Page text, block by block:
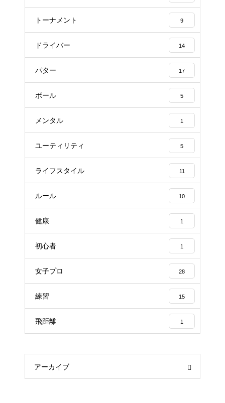
トーナメント 9
ドライバー 14
パター 17
ボール 5
メンタル 1
ユーティリティ 5
ライフスタイル 11
ルール 10
健康 1
初心者 1
女子プロ 28
練習 15
飛距離 1
アーカイブ